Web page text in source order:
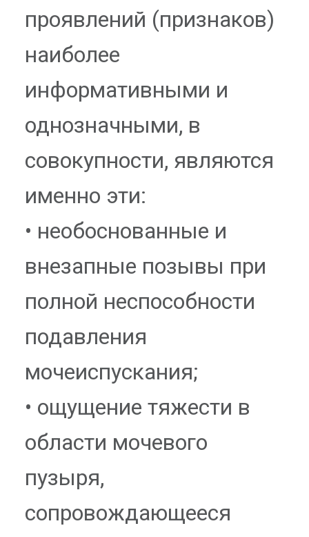
проявлений (признаков)
наиболее
информативными и
однозначными, в
совокупности, являются
именно эти:
• необоснованные и
внезапные позывы при
полной неспособности
подавления
мочеиспускания;
• ощущение тяжести в
области мочевого
пузыря,
сопровождающееся